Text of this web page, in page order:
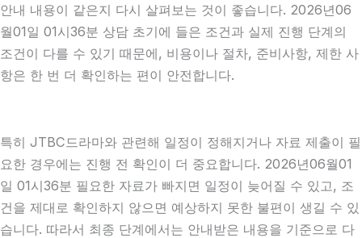
안내 내용이 같은지 다시 살펴보는 것이 좋습니다. 2026년06
월01일 01시36분 상담 초기에 들은 조건과 실제 진행 단계의
조건이 다를 수 있기 때문에, 비용이나 절차, 준비사항, 제한 사
항은 한 번 더 확인하는 편이 안전합니다.
특히 JTBC드라마와 관련해 일정이 정해지거나 자료 제출이 필
요한 경우에는 진행 전 확인이 더 중요합니다. 2026년06월01
일 01시36분 필요한 자료가 빠지면 일정이 늦어질 수 있고, 조
건을 제대로 확인하지 않으면 예상하지 못한 불편이 생길 수 있
습니다. 따라서 최종 단계에서는 안내받은 내용을 기준으로 다